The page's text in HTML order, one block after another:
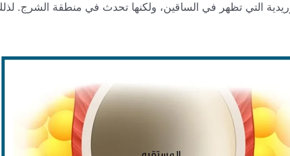
التي تظهر في الساقين، ولكنها تحدث في منطقة الشرج.